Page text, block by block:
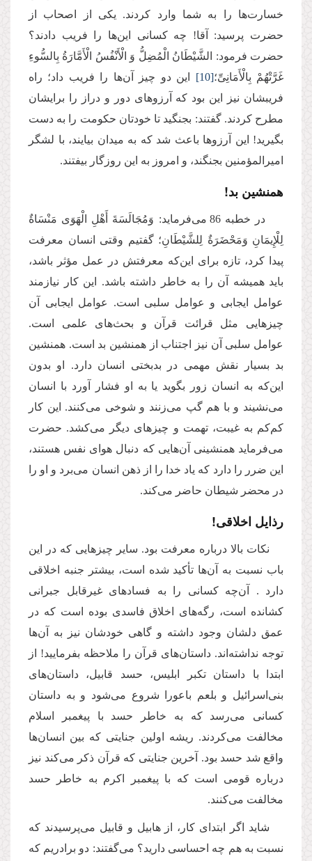
خسارت‌ها را به شما وارد کردند. یکی از اصحاب از
حضرت پرسید: آقا! چه کسانی این‌ها را فریب دادند؟
حضرت فرمود: الشَّیْطَانُ الْمُضِلُّ وَ الْأَنْفُسُ الْأَمَّارَةُ بِالسُّوءِ
غَرَّتْهُمْ بِالْأَمَانِیِّ؛[10] این دو چیز آن‌ها را فریب‌ داد؛ راه
فریبشان نیز این بود که آرزوهای دور و دراز را برایشان
مطرح کردند. گفتند: بجنگید تا خودتان حکومت را به دست
بگیرید! این آرزوها باعث شد که به میدان بیایند، با لشگر
امیرالمؤمنین بجنگند، و امروز به این روزگار بیفتند.
همنشین بد!
در خطبه 86 می‌فرماید: وَمُجَالَسَةَ أَهْلِ الْهَوَى مَنْسَاةٌ
لِلْإِیمَانِ‏ وَمَحْضَرَةٌ لِلشَّیْطَانِ؛ گفتیم وقتی انسان معرفت
پیدا کرد، تازه برای این‌که معرفتش در عمل مؤثر باشد،
باید همیشه آن را به خاطر داشته باشد. این کار نیازمند
عوامل ایجابی و عوامل سلبی است. عوامل ایجابی آن
چیزهایی مثل قرائت قرآن و بحث‌های علمی است.
عوامل سلبی آن نیز اجتناب از همنشین بد است. همنشین
بد بسیار نقش مهمی در بدبختی انسان دارد. او بدون
این‌که به انسان زور بگوید یا به او فشار آورد با انسان
می‌نشیند و با هم گپ می‌زنند و شوخی می‌کنند. این کار
کم‌کم به غیبت، تهمت و چیزهای دیگر می‌کشد. حضرت
می‌فرماید همنشینی آن‌هایی که دنبال هوای نفس هستند،
این ضرر را دارد که یاد خدا را از ذهن انسان می‌برد و او را
در محضر شیطان حاضر می‌کند.
رذایل اخلاقی!
نکات بالا درباره معرفت بود. سایر چیزهایی که در این
باب نسبت به آن‌ها تأکید شده است، بیشتر جنبه اخلاقی
دارد . آن‌چه کسانی را به فسادهای غیر‌قابل جبرانی
کشانده است، رگه‌های اخلاق فاسدی بوده است که در
عمق دلشان وجود داشته و گاهی خودشان نیز به آن‌ها
توجه نداشته‌اند. داستان‌های قرآن را ملاحظه بفرمایید! از
ابتدا با داستان تکبر ابلیس، حسد قابیل، داستان‌های
بنی‌اسرائیل و بلعم باعورا شروع می‌شود و به داستان
کسانی می‌رسد که به خاطر حسد با پیغمبر اسلام
مخالفت می‌کردند. ریشه اولین جنایتی که بین انسان‌ها
واقع شد حسد بود. آخرین جنایتی که قرآن ذکر می‌کند نیز
درباره قومی است که با پیغمبر اکرم به خاطر حسد
مخالفت می‌کنند.
شاید اگر ابتدای کار، از هابیل و قابیل می‌پرسیدند که
نسبت به هم چه احساسی دارید؟ می‌گفتند: دو برادریم که